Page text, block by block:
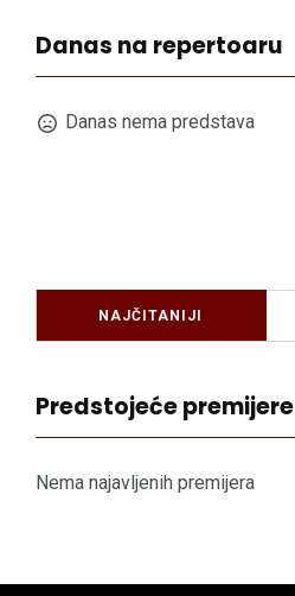
Danas na repertoaru
Danas nema predstava
NAJČITANIJI
Predstojeće premijere
Nema najavljenih premijera